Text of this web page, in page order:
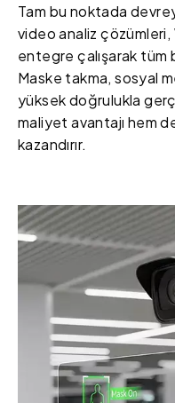
Tam bu noktada
video analiz
entegre çalışarak
Maske takma, sosyal
yüksek doğrulukla
maliyet avantajı hem
kazandırır.